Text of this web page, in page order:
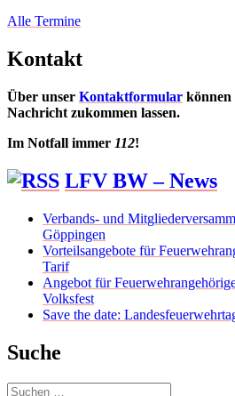
Alle Termine
Kontakt
Über unser Kontaktformular können
Nachricht zukommen lassen.
Im Notfall immer 112!
LFV BW – News
Verbands- und
Göppingen
Vorteilsangebote für
Tarif
Angebot für
Volksfest
Save the date:
Suche
Suchen